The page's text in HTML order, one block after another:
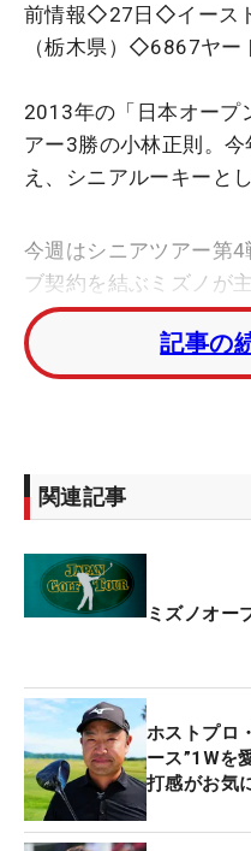
前情報◇27日◇イース
（栃木県）◇6867ヤー
2013年の「日本オープ
アー3勝の小林正則。
え、シニアルーキーと
今週はシニアツアー第
ブ契約を結ぶミズノが
英への道～ミズノオー
のプロデビュー戦であ
場している。昨年は予
18年大会では2位タイ
切符をつかむなど契約
た。「もしかしたら予
4日間で上位に行ける
と昨年大会でその差を
ノオープン卒業」を決
「レギュラーツアー2勝
の資格で、今季開幕か
記事の
関連記事
ミズノオ
ホストプロ
ース”1Wを
打感がお気